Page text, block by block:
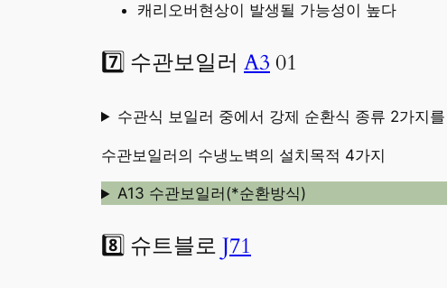
캐리오버현상이 발생될 가능성이 높다
7️⃣ 수관보일러 A3 01
수관식 보일러 중에서 강제 순환식 종류 2가지
수관보일러의 수냉노벽의 설치목적 4가지
A13 수관보일러(*순환방식)
8️⃣ 슈트블로 J71